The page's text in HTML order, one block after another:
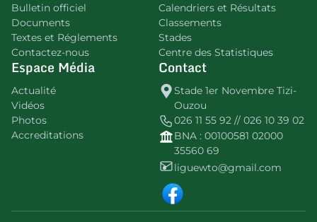
Bulletin officiel
Documents
Textes et Réglements
Contactez-nous
Calendriers et Résultats
Classements
Stades
Centre des Statistiques
Espace Média
Actualité
Vidéos
Photos
Accreditations
Contact
Stade 1er Novembre Tizi-
Ouzou
026 11 55 92 // 026 10 39 02
BNA : 00100581 02000
35560 69
liguewto@gmail.com